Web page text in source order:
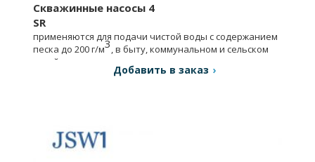
Скважинные насосы 4
SR
применяются для подачи чистой воды с содержанием
песка до 200 г/м3, в быту, коммунальном и сельском
хозяйстве, в промышленности и т.д.
Добавить в заказ